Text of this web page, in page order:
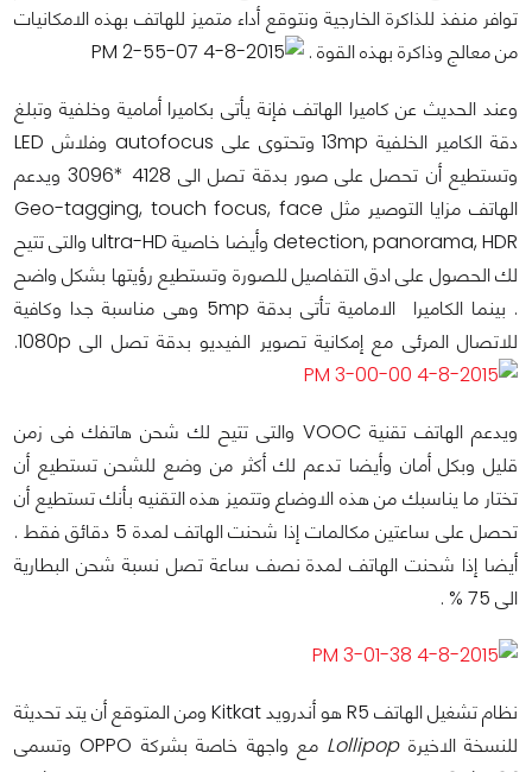
توافر منفذ للذاكرة الخارجية ونتوقع أداء متميز للهاتف بهذه الامكانيات
من معالج وذاكرة بهذه القوة .
وعند الحديث عن كاميرا الهاتف فإنة يأتى بكاميرا أمامية وخلفية وتبلغ
دقة الكامير الخلفية 13mp وتحتوى على autofocus وفلاش LED
وتستطيع أن تحصل على صور بدقة تصل الى 4128 *3096 ويدعم
الهاتف مزايا التوصير مثل Geo-tagging, touch focus, face
detection, panorama, HDR وأيضا خاصية ultra-HD والتى تتيح
لك الحصول على ادق التفاصيل للصورة وتستطيع رؤيتها بشكل واضح
. بينما الكاميرا الامامية تأتى بدقة 5mp وهى مناسبة جدا وكافية
للاتصال المرئى مع إمكانية تصوير الفيديو بدقة تصل الى 1080p.
ويدعم الهاتف تقنية VOOC والتى تتيح لك شحن هاتفك فى زمن
قليل وبكل أمان وأيضا تدعم لك أكثر من وضع للشحن تستطيع أن
تختار ما يناسبك من هذه الاوضاع وتتميز هذه التقنيه بأنك تستطيع أن
تحصل على ساعتين مكالمات إذا شحنت الهاتف لمدة 5 دقائق فقط .
أيضا إذا شحنت الهاتف لمدة نصف ساعة تصل نسبة شحن البطارية
الى 75 % .
نظام تشغيل الهاتف R5 هو أندرويد Kitkat ومن المتوقع أن يتد تحديثة
للنسخة الاخيرةLollipop مع واجهة خاصة بشركة OPPO وتسمى